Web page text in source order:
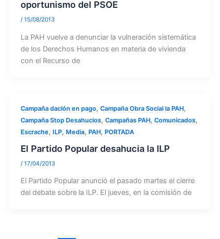
oportunismo del PSOE
/ 15/08/2013
La PAH vuelve a denunciar la vulneración sistemática
de los Derechos Humanos en materia de vivienda
con el Recurso de
Campaña dación en pago, Campaña Obra Social la PAH,
Campaña Stop Desahucios, Campañas PAH, Comunicados,
Escrache, ILP, Media, PAH, PORTADA
El Partido Popular desahucia la ILP
/ 17/04/2013
El Partido Popular anunció el pasado martes el cierre
del debate sobre la ILP. El jueves, en la comisión de